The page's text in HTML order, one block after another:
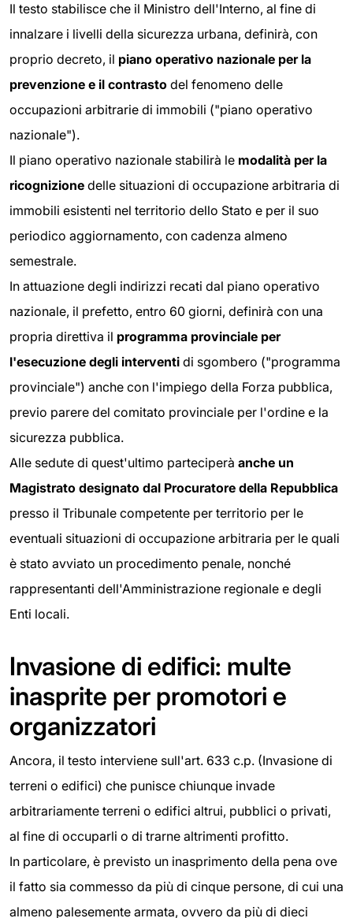
Il testo stabilisce che il Ministro dell'Interno, al fine di
innalzare i livelli della sicurezza urbana, definirà, con
proprio decreto, il piano operativo nazionale per la
prevenzione e il contrasto del fenomeno delle
occupazioni arbitrarie di immobili ("piano operativo
nazionale").
Il piano operativo nazionale stabilirà le modalità per la
ricognizione delle situazioni di occupazione arbitraria di
immobili esistenti nel territorio dello Stato e per il suo
periodico aggiornamento, con cadenza almeno
semestrale.
In attuazione degli indirizzi recati dal piano operativo
nazionale, il prefetto, entro 60 giorni, definirà con una
propria direttiva il programma provinciale per
l'esecuzione degli interventi di sgombero ("programma
provinciale") anche con l'impiego della Forza pubblica,
previo parere del comitato provinciale per l'ordine e la
sicurezza pubblica.
Alle sedute di quest'ultimo parteciperà anche un
Magistrato designato dal Procuratore della Repubblica
presso il Tribunale competente per territorio per le
eventuali situazioni di occupazione arbitraria per le quali
è stato avviato un procedimento penale, nonché
rappresentanti dell'Amministrazione regionale e degli
Enti locali.
Invasione di edifici: multe
inasprite per promotori e
organizzatori
Ancora, il testo interviene sull'art. 633 c.p. (Invasione di
terreni o edifici) che punisce chiunque invade
arbitrariamente terreni o edifici altrui, pubblici o privati,
al fine di occuparli o di trarne altrimenti profitto.
In particolare, è previsto un inasprimento della pena ove
il fatto sia commesso da più di cinque persone, di cui una
almeno palesemente armata, ovvero da più di dieci